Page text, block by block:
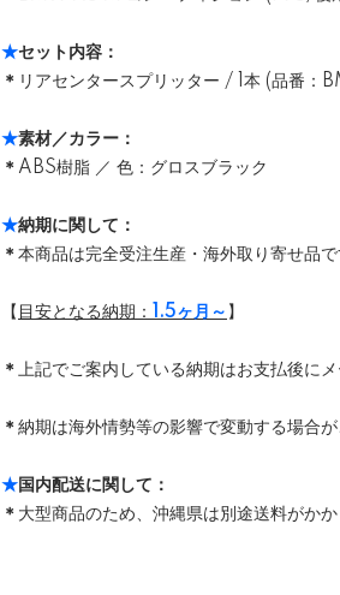
★セット内容：
＊ リアセンタースプリッター / 1本 (品番
★素材／カラー：
＊ ABS樹脂 ／ 色：グロスブラック
★納期に関して：
＊本商品は完全受注生産・海外取り寄せ品で
【 目安となる納期： 1.5ヶ月～ 】
＊上記でご案内している納期はお支払後に
＊納期は海外情勢等の影響で変動する場合
★国内配送に関して：
＊ 大型商品のため、沖縄県は別途送料がか